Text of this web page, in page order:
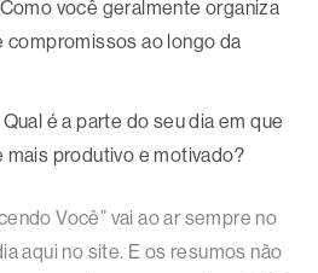
Como você geralmente organiza
compromissos ao longo da
Qual é a parte do seu dia em que
mais produtivo e motivado?
Você” vai ao ar sempre no
aqui no site. E os resumos não